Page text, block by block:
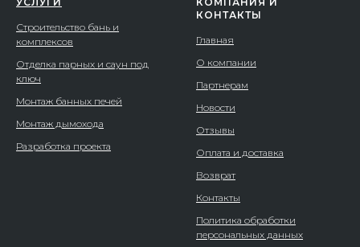
Строительство бань и
комплексов
Отделка парных и саун под
ключ
Монтаж банных печей
Монтаж дымохода
Разработка проекта
КОНТАКТЫ
Главная
О компании
Партнерам
Новости
Отзывы
Оплата и доставка
Возврат
Контакты
Политика обработки
персональных данных